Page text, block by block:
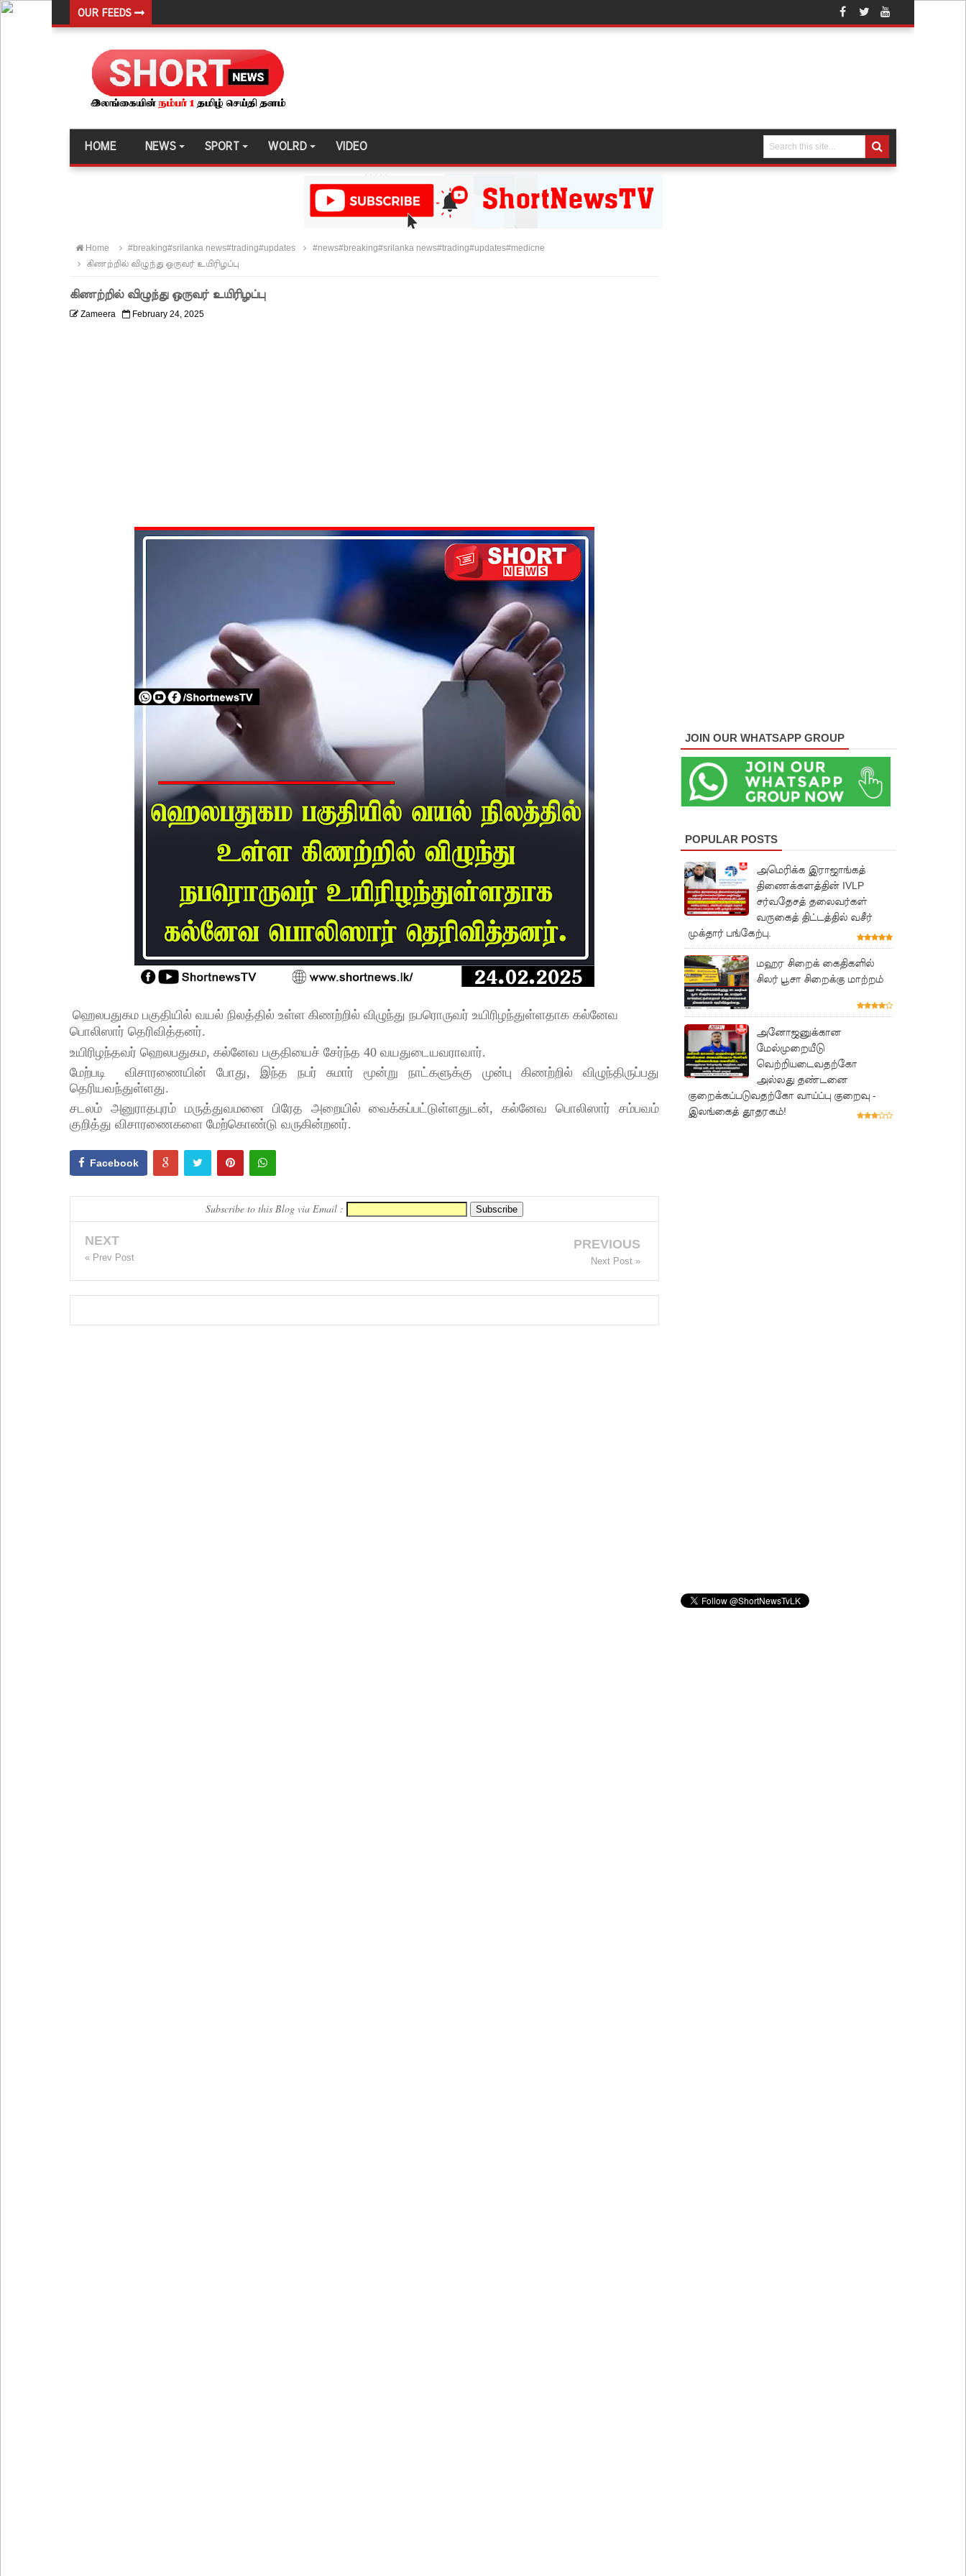
OUR FEEDS
நாடு தழுவிய சோதனைகளில் தரமற்ற தலைக்கவசங்கள் 431 பறிமுதல்!
இலங்கையர்களை இலக்கு வைத்து இணையவழிப் பண மோசடி - எச்சரிக்கை!
குவைத் - கொழும்பு ஸ்ரீலங்கன் வானூர்தி சேவைகள் இன்று முதல் மீண்டும் ஆரம்பம்!
நாளை இடம்பெறவுள்ள தரம் 5 புலமைப்பரிசில் பரீட்சை தொடர்பில் முக்கிய அறிவிப்பு!
22ஆவது அரசியலமைப்புத் திருத்தத்திற்கு எதிராக வீதியில் இறங்கத் தயாராகும் சட்டத்தரணிகள்!
குருவிட்ட மற்றும் பல்லன்சேன சிறைச்சாலைகளின் நிலைமை கட்டுப்பாட்டுக்குள்!
சிறுவர்களின் கற்பனைக்கு சிறகூட்டும் “இளஞ்சிறகுகள்” – சிமாரா அலியின் சிறுவர் கதை நூல் ஆகஸ்ட் 15 வெளியீடு!
HOME NEWS SPORT WOLRD VIDEO
Home #breaking#srilanka news#trading#updates
#news#breaking#srilanka news#trading#updates#medicne
கிணற்றில் விழுந்து ஒருவர் உயிரிழப்பு
கிணற்றில் விழுந்து ஒருவர் உயிரிழப்பு
Zameera February 24, 2025
ஹெலபதுகம பகுதியில் வயல் நிலத்தில் உள்ள கிணற்றில் விழுந்து நபரொருவர் உயிரிழந்துள்ளதாக கல்னேவ
பொலிஸார் தெரிவித்தனர்.
உயிரிழந்தவர் ஹெலபதுகம, கல்னேவ பகுதியைச் சேர்ந்த 40 வயதுடையவராவார்.
மேற்படி விசாரணையின் போது, இந்த நபர் சுமார் மூன்று நாட்களுக்கு முன்பு கிணற்றில் விழுந்திருப்பது
தெரியவந்துள்ளது.
சடலம் அனுராதபுரம் மருத்துவமனை பிரேத அறையில் வைக்கப்பட்டுள்ளதுடன், கல்னேவ பொலிஸார் சம்பவம்
குறித்து விசாரணைகளை மேற்கொண்டு வருகின்றனர்.
Facebook
Subscribe to this Blog via Email :
NEXT
« Prev Post
PREVIOUS
Next Post »
JOIN OUR WHATSAPP GROUP
POPULAR POSTS
அமெரிக்க இராஜாங்கத்
திணைக்களத்தின் IVLP
சர்வதேசத் தலைவர்கள்
வருகைத் திட்டத்தில் வசீர்
முக்தார் பங்கேற்பு.
மஹர சிறைக் கைதிகளில்
சிலர் பூசா சிறைக்கு மாற்றம்
அனோஜனுக்கான
மேல்முறையீடு
வெற்றியடைவதற்கோ
அல்லது தண்டனை
குறைக்கப்படுவதற்கோ வாய்ப்பு குறைவு -
இலங்கைத் தூதரகம்!